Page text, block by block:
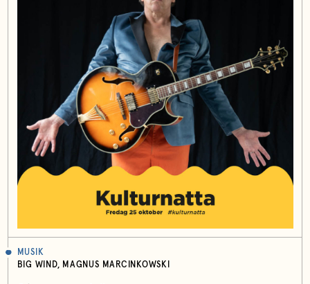
MUSIK
BIG WIND, MAGNUS MARCINKOWSKI